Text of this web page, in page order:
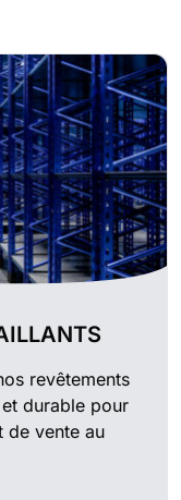
revêtements
durable pour
de vente au